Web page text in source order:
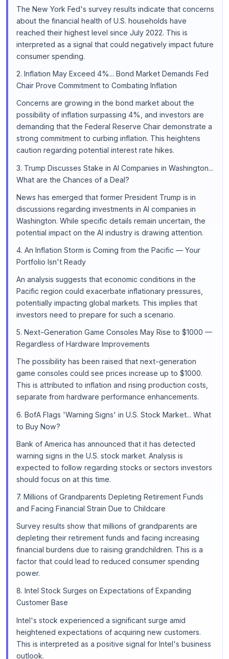
The New York Fed's survey results indicate that concerns
about the financial health of U.S. households have
reached their highest level since July 2022. This is
interpreted as a signal that could negatively impact future
consumer spending.
2. Inflation May Exceed 4%... Bond Market Demands Fed
Chair Prove Commitment to Combating Inflation
Concerns are growing in the bond market about the
possibility of inflation surpassing 4%, and investors are
demanding that the Federal Reserve Chair demonstrate a
strong commitment to curbing inflation. This heightens
caution regarding potential interest rate hikes.
3. Trump Discusses Stake in AI Companies in Washington...
What are the Chances of a Deal?
News has emerged that former President Trump is in
discussions regarding investments in AI companies in
Washington. While specific details remain uncertain, the
potential impact on the AI industry is drawing attention.
4. An Inflation Storm is Coming from the Pacific — Your
Portfolio Isn't Ready
An analysis suggests that economic conditions in the
Pacific region could exacerbate inflationary pressures,
potentially impacting global markets. This implies that
investors need to prepare for such a scenario.
5. Next-Generation Game Consoles May Rise to $1000 —
Regardless of Hardware Improvements
The possibility has been raised that next-generation
game consoles could see prices increase up to $1000.
This is attributed to inflation and rising production costs,
separate from hardware performance enhancements.
6. BofA Flags 'Warning Signs' in U.S. Stock Market... What
to Buy Now?
Bank of America has announced that it has detected
warning signs in the U.S. stock market. Analysis is
expected to follow regarding stocks or sectors investors
should focus on at this time.
7. Millions of Grandparents Depleting Retirement Funds
and Facing Financial Strain Due to Childcare
Survey results show that millions of grandparents are
depleting their retirement funds and facing increasing
financial burdens due to raising grandchildren. This is a
factor that could lead to reduced consumer spending
power.
8. Intel Stock Surges on Expectations of Expanding
Customer Base
Intel's stock experienced a significant surge amid
heightened expectations of acquiring new customers.
This is interpreted as a positive signal for Intel's business
outlook.